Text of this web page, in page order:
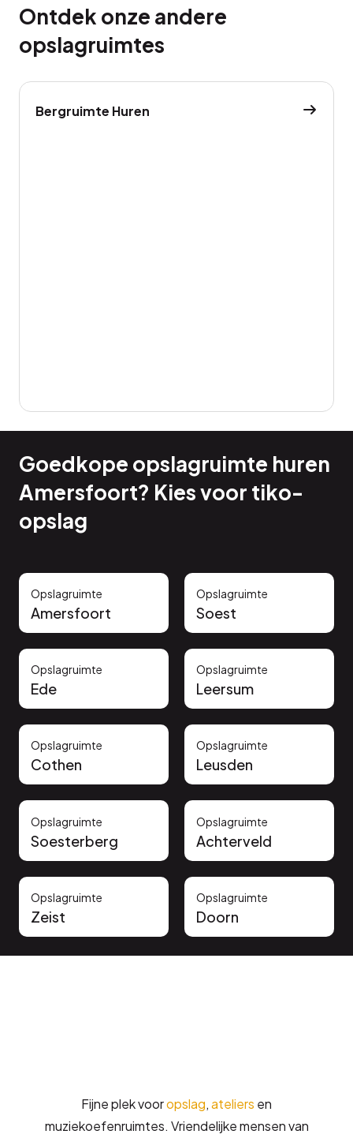
Ontdek onze andere
opslagruimtes
Bergruimte Huren
Goedkope opslagruimte huren
Amersfoort? Kies voor tiko-
opslag
Opslagruimte
Amersfoort
Opslagruimte
Soest
Opslagruimte
Ede
Opslagruimte
Leersum
Opslagruimte
Cothen
Opslagruimte
Leusden
Opslagruimte
Soesterberg
Opslagruimte
Achterveld
Opslagruimte
Zeist
Opslagruimte
Doorn
Fijne plek vooropslag,ateliers en
muziekoefenruimtes. Vriendelijke mensen van